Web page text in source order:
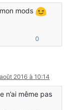
mods
0
2016 à 10:14
n’ai même pas